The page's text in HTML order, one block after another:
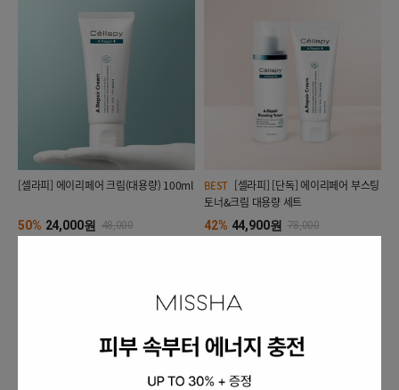
[셀라피] 에이리페어 크림(대용량) 100ml
50% 24,000원
48,000
BEST
토너&크림 대용량 세트
42% 44,900원
78,000
🎀취향 가득! #추구미섀도우 톤착컬러 팔레트 만들기
섀도우 UP TO 30% + 공용기 증정